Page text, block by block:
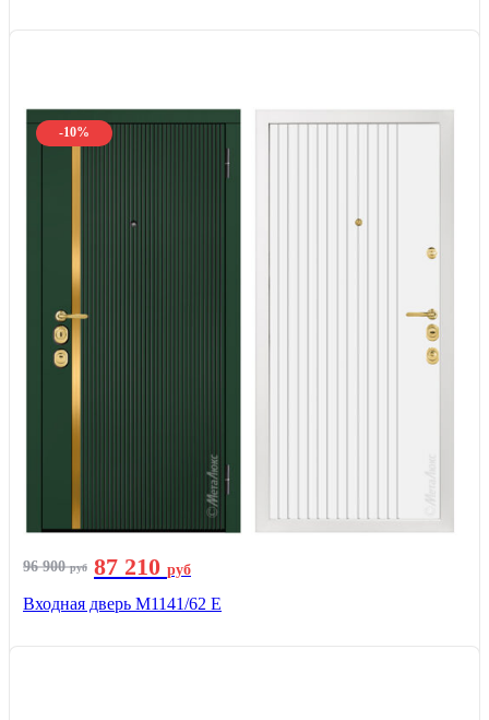
-10%
96 900руб 87 210 руб
Входная дверь М1141/62 Е